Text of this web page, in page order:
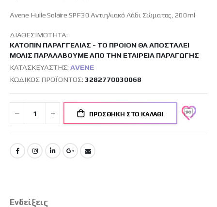
Avene Huile Solaire SPF30 Αντιηλιακό Λάδι Σώματος, 200ml
ΔΙΑΘΕΣΙΜΌΤΗΤΑ:
ΚΑΤΌΠΙΝ ΠΑΡΑΓΓΕΛΊΑΣ - ΤΟ ΠΡΟΙΌΝ ΘΑ ΑΠΟΣΤΑΛΕΊ
ΜΌΛΙΣ ΠΑΡΑΛΆΒΟΥΜΕ ΑΠΌ ΤΗΝ ΕΤΑΙΡΕΊΑ ΠΑΡΑΓΩΓΉΣ
ΚΑΤΑΣΚΕΥΑΣΤΉΣ: AVENE
ΚΩΔΙΚΌΣ ΠΡΟΪΌΝΤΟΣ 3282770030068
ΠΡΟΣΘΉΚΗ ΣΤΟ ΚΑΛΆΘΙ
Ενδείξεις